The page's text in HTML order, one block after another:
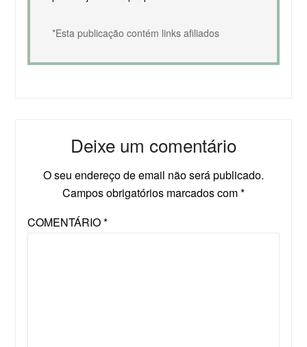
*Esta publicação contém links afiliados
Deixe um comentário
O seu endereço de email não será publicado.
Campos obrigatórios marcados com*
COMENTÁRIO*